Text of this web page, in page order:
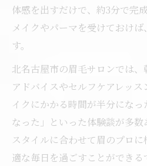
体感を出すだけで、約3分で完
メイクやパーマを受けておけ
す。
北名古屋市の眉毛サロンでは
アドバイスやセルフケアレッ
イクにかかる時間が半分にな
なった」といった体験談が多
スタイルに合わせて眉のプロ
適な毎日を過ごすことができる